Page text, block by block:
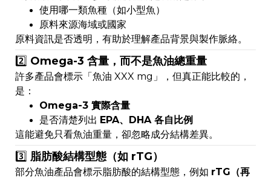
使用哪一類魚種（如小型魚）
原料來源海域或國家
原料資訊是否透明，有助於理解產品背景與製作脈絡。
2️⃣ Omega-3 含量，而不是魚油總重量
許多產品會標示「魚油 XXX mg」，但真正能比較的，
是：
Omega-3 實際含量
是否清楚列出 EPA、DHA 各自比例
這能避免只看魚油重量，卻忽略成分結構差異。
3️⃣ 脂肪酸結構型態（如 rTG）
部分魚油產品會標示脂肪酸的結構型態，例如 rTG（再